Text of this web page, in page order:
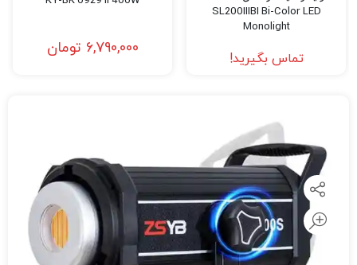
SL200IIIBI Bi-Color LED
Monolight
تماس بگیرید!
6,790,000 تومان